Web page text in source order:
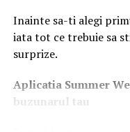
Resursele financiare
vaccinurilor într-un
Sănătății și vor fi
vaccinurile pe o listă
Inainte sa-ti alegi
iata tot ce trebuie sa
surprize.
Aplicatia Summer
buzunarul tau